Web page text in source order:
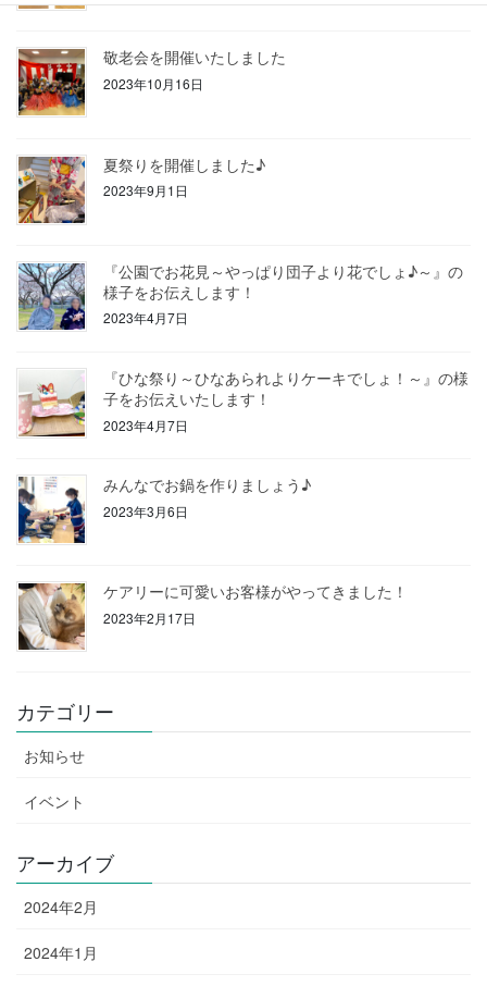
敬老会を開催いたしました
2023年10月16日
夏祭りを開催しました♪
2023年9月1日
『公園でお花見～やっぱり団子より花でしょ♪～』の
様子をお伝えします！
2023年4月7日
『ひな祭り～ひなあられよりケーキでしょ！～』の様
子をお伝えいたします！
2023年4月7日
みんなでお鍋を作りましょう♪
2023年3月6日
ケアリーに可愛いお客様がやってきました！
2023年2月17日
カテゴリー
お知らせ
イベント
アーカイブ
2024年2月
2024年1月